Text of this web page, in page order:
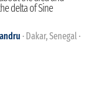
delta of Sine
· Dakar, Senegal ·